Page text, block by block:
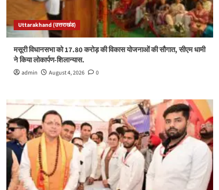
Uttarakhand (उत्तराखंड)
मसूरी विधानसभा को 17.80 करोड़ की विकास योजनाओं की सौगात, सीएम धामी
ने किया लोकार्पण-शिलान्यास.
admin August 4, 2026 0